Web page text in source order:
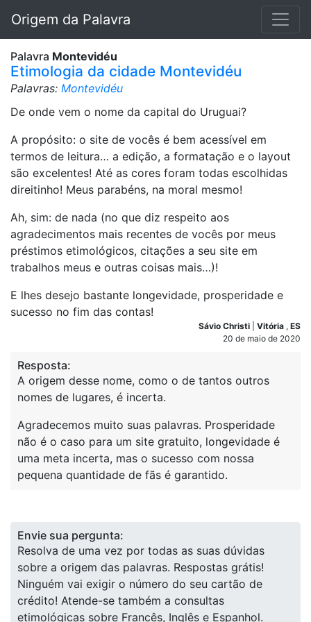
Origem da Palavra
Palavra Montevidéu
Etimologia da cidade Montevidéu
Palavras: Montevidéu
De onde vem o nome da capital do Uruguai?
A propósito: o site de vocês é bem acessível em
termos de leitura… a edição, a formatação e o layout
são excelentes! Até as cores foram todas escolhidas
direitinho! Meus parabéns, na moral mesmo!
Ah, sim: de nada (no que diz respeito aos
agradecimentos mais recentes de vocês por meus
préstimos etimológicos, citações a seu site em
trabalhos meus e outras coisas mais…)!
E lhes desejo bastante longevidade, prosperidade e
sucesso no fim das contas!
Sávio Christi Vitória , ES
20 de maio de 2020
Resposta:
A origem desse nome, como o de tantos outros
nomes de lugares, é incerta.
Agradecemos muito suas palavras. Prosperidade
não é o caso para um site gratuito, longevidade é
uma meta incerta, mas o sucesso com nossa
pequena quantidade de fãs é garantido.
Envie sua pergunta:
Resolva de uma vez por todas as suas dúvidas
sobre a origem das palavras. Respostas grátis!
Ninguém vai exigir o número do seu cartão de
crédito! Atende-se também a consultas
etimológicas sobre Francês, Inglês e Espanhol.